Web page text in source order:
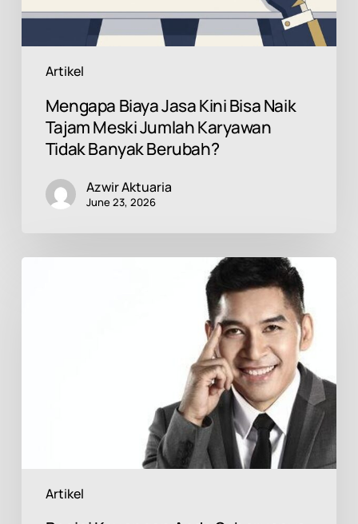
Artikel
Karyawan
Banyak
Berubah?
Mengapa Biaya Jasa Kini Bisa Naik
Tajam Meski Jumlah Karyawan
Tidak Banyak Berubah?
Azwir Aktuaria
June 23, 2026
Artikel